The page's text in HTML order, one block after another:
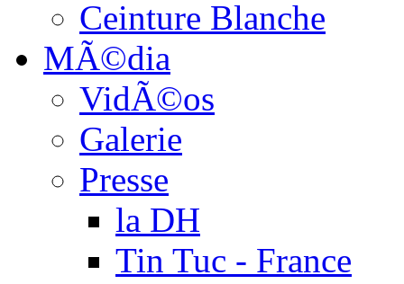
Ceinture Blanche
MÃ©dia
VidÃ©os
Galerie
Presse
la DH
Tin Tuc - France